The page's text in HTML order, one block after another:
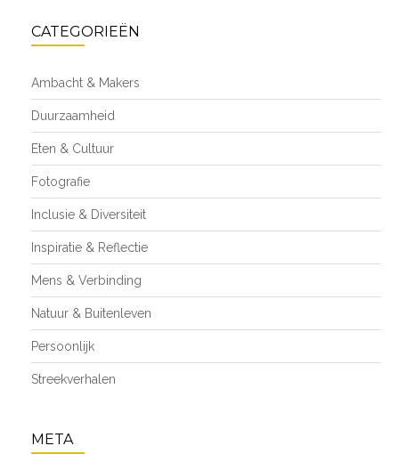
CATEGORIEËN
Ambacht & Makers
Duurzaamheid
Eten & Cultuur
Fotografie
Inclusie & Diversiteit
Inspiratie & Reflectie
Mens & Verbinding
Natuur & Buitenleven
Persoonlijk
Streekverhalen
META